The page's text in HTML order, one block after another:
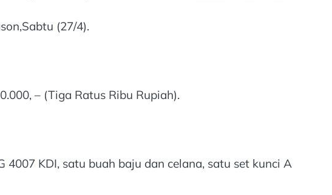
(27/4).
– (Tiga Ratus Ribu Rupiah).
KDI, satu buah baju dan celana, satu set kunci A